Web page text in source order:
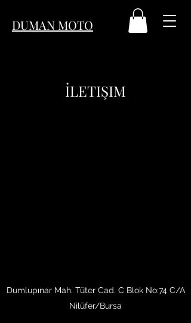
DUMAN MOTO
İLETIŞIM
Dumlupınar Mah. Tüter Cad. C Blok No:74 C/A
Nilüfer/Bursa